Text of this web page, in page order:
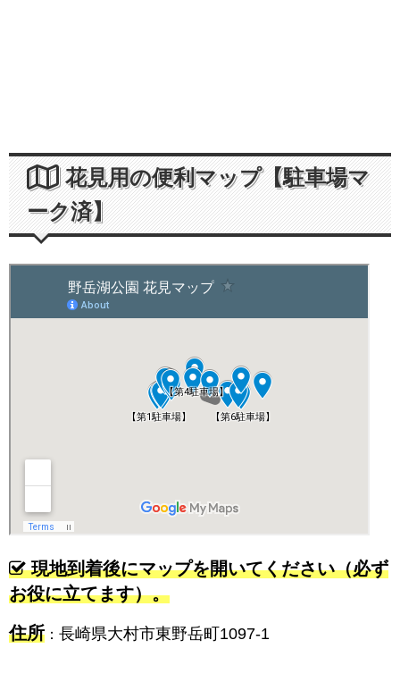
花見用の便利マップ【駐車場マ
ーク済】
現地到着後にマップを開いてください（必ず
お役に立てます）。
住所 ： 長崎県大村市東野岳町1097-1